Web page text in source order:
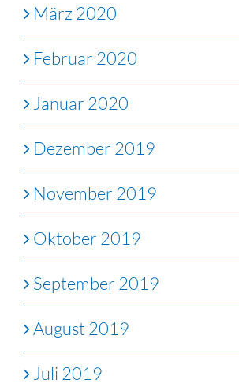
März 2020
Februar 2020
Januar 2020
Dezember 2019
November 2019
Oktober 2019
September 2019
August 2019
Juli 2019